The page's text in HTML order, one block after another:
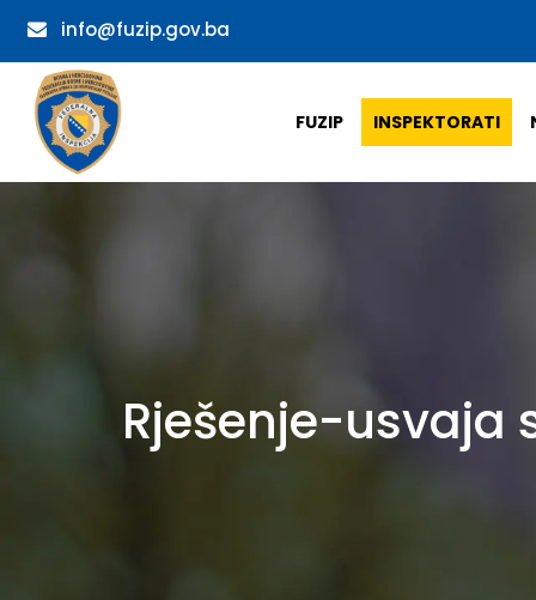
info@fuzip.gov.ba
FUZIP INSPEKTORATI
Rješenje-usvaja